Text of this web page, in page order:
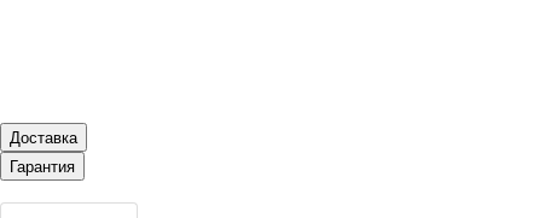
Доставка
Гарантия